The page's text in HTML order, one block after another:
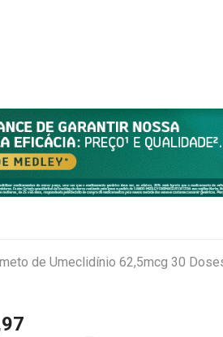
de Umeclidínio 62,5mcg 30